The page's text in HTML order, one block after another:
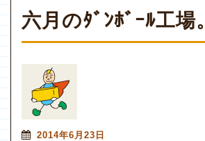
六月のﾀﾞﾝﾎﾞｰﾙ工場。
2014年6月23日